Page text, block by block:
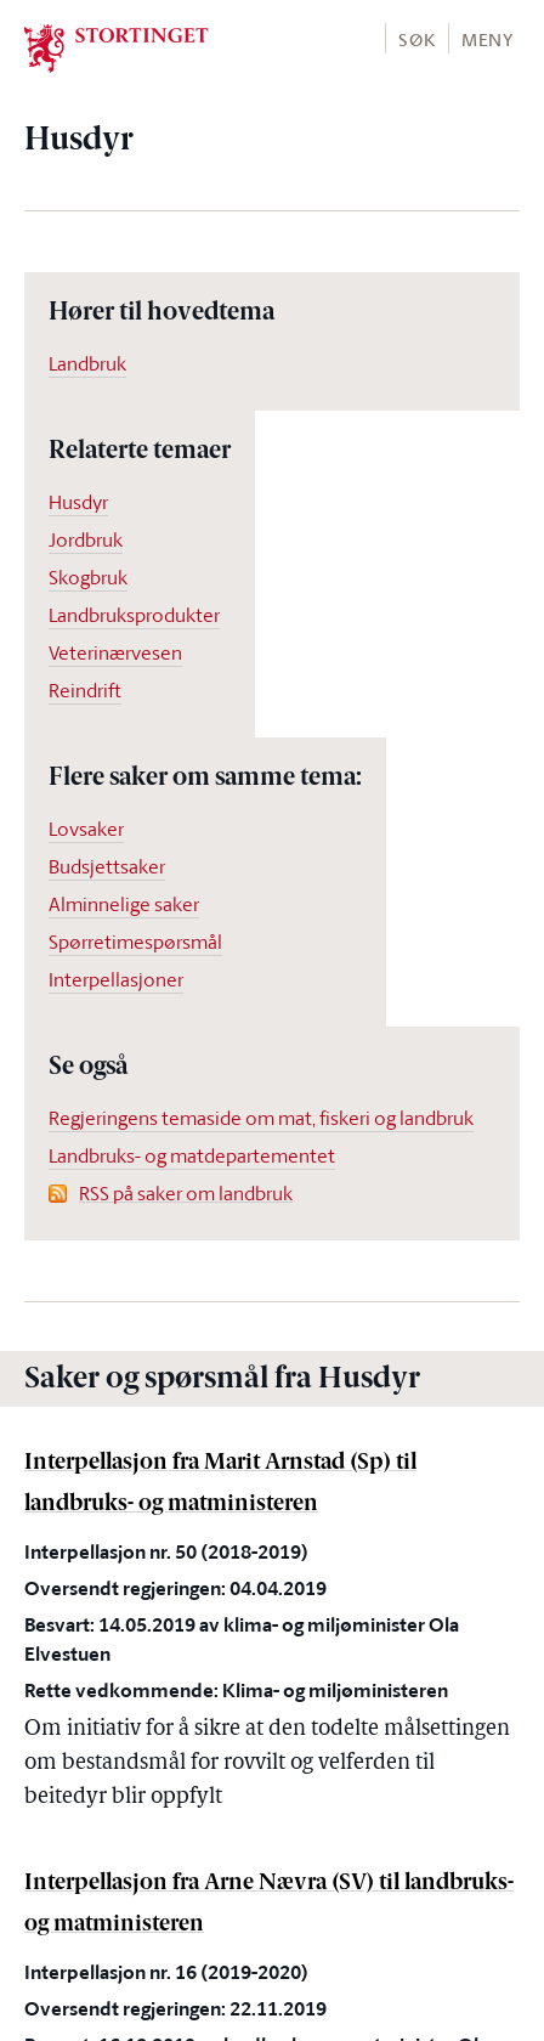
Stortinget.no
SØK MENY
Husdyr
Hører til hovedtema
Landbruk
Relaterte temaer
Husdyr
Jordbruk
Skogbruk
Landbruksprodukter
Veterinærvesen
Reindrift
Flere saker om samme tema:
Lovsaker
Budsjettsaker
Alminnelige saker
Spørretimespørsmål
Interpellasjoner
Se også
Regjeringens temaside om mat, fiskeri og landbruk
Landbruks- og matdepartementet
RSS på saker om landbruk
Saker og spørsmål fra Husdyr
Interpellasjon fra Marit Arnstad (Sp) til
landbruks- og matministeren
Interpellasjon nr. 50 (2018-2019)
Oversendt regjeringen: 04.04.2019
Besvart: 14.05.2019 av klima- og miljøminister Ola
Elvestuen
Rette vedkommende: Klima- og miljøministeren
Om initiativ for å sikre at den todelte målsettingen
om bestandsmål for rovvilt og velferden til
beitedyr blir oppfylt
Interpellasjon fra Arne Nævra (SV) til landbruks-
og matministeren
Interpellasjon nr. 16 (2019-2020)
Oversendt regjeringen: 22.11.2019